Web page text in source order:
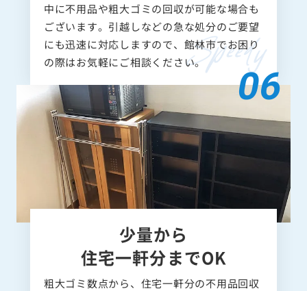
中に不用品や粗大ゴミの回収が可能な場合も
ございます。引越しなどの急な処分のご要望
にも迅速に対応しますので、館林市でお困り
の際はお気軽にご相談ください。
少量から
住宅一軒分までOK
粗大ゴミ数点から、住宅一軒分の不用品回収